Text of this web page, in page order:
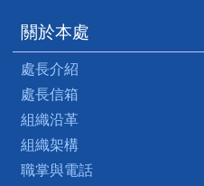
關於本處
處長介紹
處長信箱
組織沿革
組織架構
職掌與電話